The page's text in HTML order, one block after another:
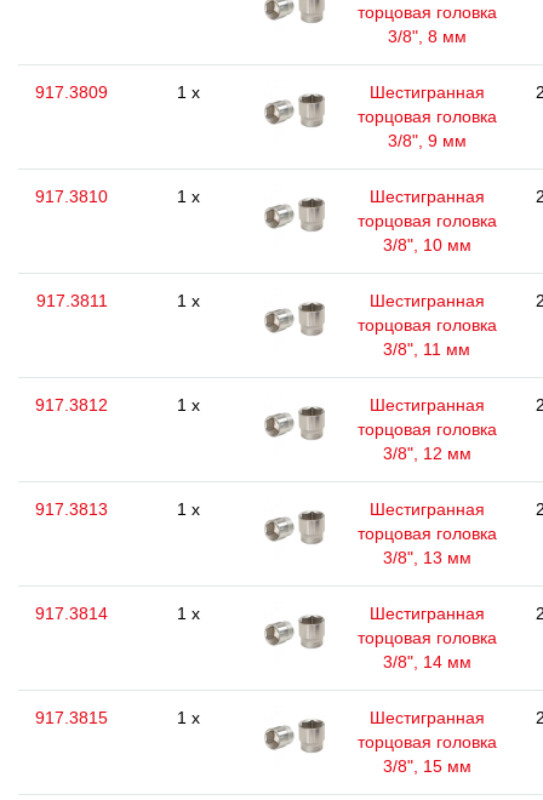
торцовая головка
3/8", 8 мм
917.3809 1 x
Шестигранная
торцовая головка
3/8", 9 мм
917.3810 1 x
Шестигранная
торцовая головка
3/8", 10 мм
917.3811 1 x
Шестигранная
торцовая головка
3/8", 11 мм
917.3812 1 x
Шестигранная
торцовая головка
3/8", 12 мм
917.3813 1 x
Шестигранная
торцовая головка
3/8", 13 мм
917.3814 1 x
Шестигранная
торцовая головка
3/8", 14 мм
917.3815 1 x
Шестигранная
торцовая головка
3/8", 15 мм